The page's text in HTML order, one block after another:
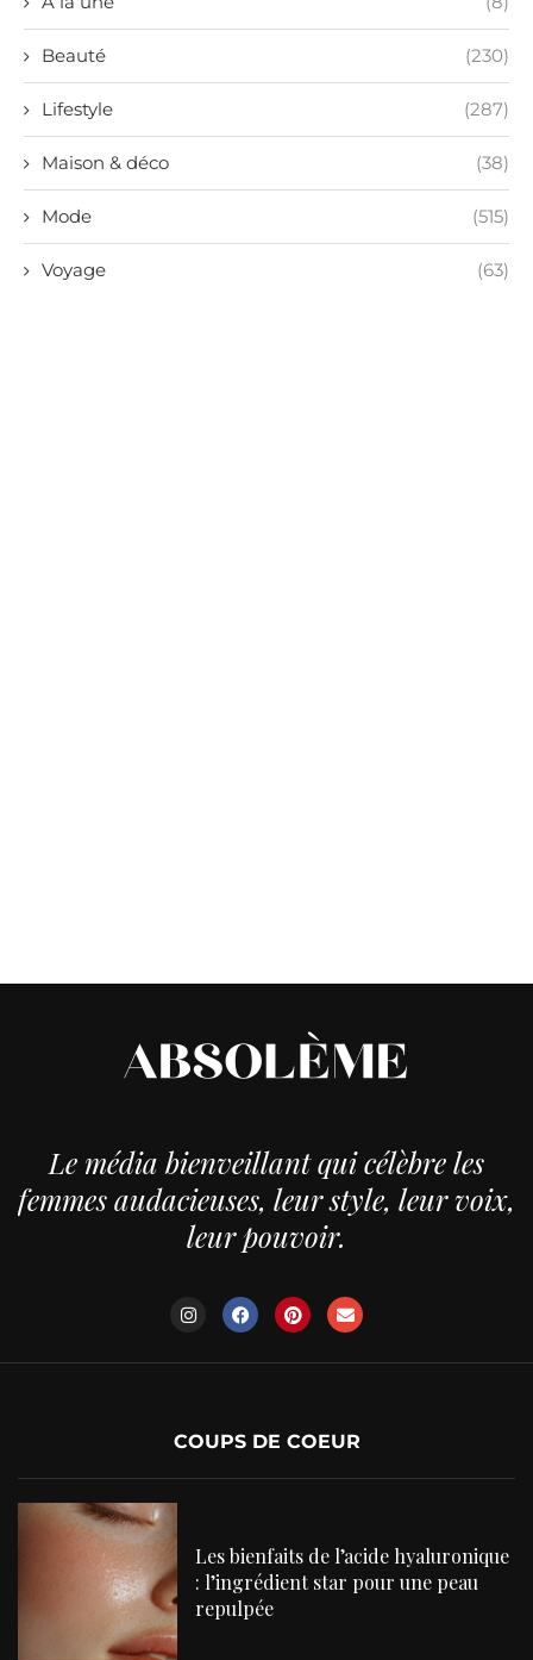
Beauté (230)
Lifestyle (287)
Maison & déco (38)
Mode (515)
Voyage (63)
Le média bienveillant qui célèbre les
femmes audacieuses, leur style, leur voix,
leur pouvoir.
COUPS DE COEUR
Les bienfaits de l’acide hyaluronique
: l’ingrédient star pour une peau
repulpée